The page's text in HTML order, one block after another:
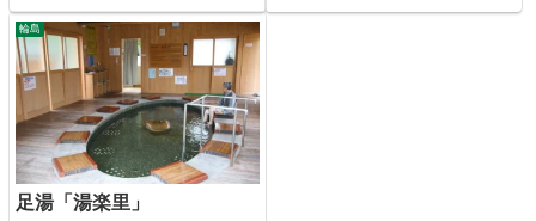
輪島
足湯「湯楽里」